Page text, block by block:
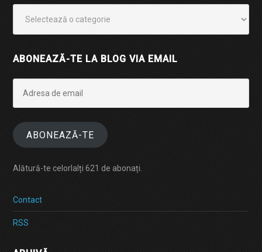
ABONEAZĂ-TE LA BLOG VIA EMAIL
email
ABONEAZĂ-TE
Alătură-te celorlalți 621 de abonați.
Contact
RSS